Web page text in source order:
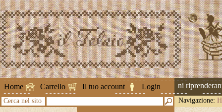
Home Carrello Il tuo account Login
Attenzione ! Le spedizioni
Cerca nel sito Navigazione: